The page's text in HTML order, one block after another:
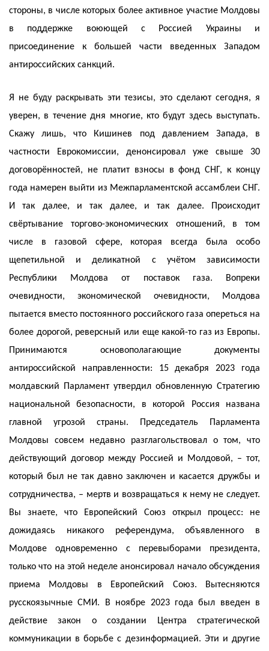
стороны, в числе которых более активное участие Молдовы
в поддержке воюющей с Россией Украины и
присоединение к большей части введенных Западом
антироссийских санкций.
Я не буду раскрывать эти тезисы, это сделают сегодня, я
уверен, в течение дня многие, кто будут здесь выступать.
Скажу лишь, что Кишинев под давлением Запада, в
частности Еврокомиссии, денонсировал уже свыше 30
договорённостей, не платит взносы в фонд СНГ, к концу
года намерен выйти из Межпарламентской ассамблеи СНГ.
И так далее, и так далее, и так далее. Происходит
свёртывание торгово-экономических отношений, в том
числе в газовой сфере, которая всегда была особо
щепетильной и деликатной с учётом зависимости
Республики Молдова от поставок газа. Вопреки
очевидности, экономической очевидности, Молдова
пытается вместо постоянного российского газа опереться на
более дорогой, реверсный или еще какой-то газ из Европы.
Принимаются основополагающие документы
антироссийской направленности: 15 декабря 2023 года
молдавский Парламент утвердил обновленную Стратегию
национальной безопасности, в которой Россия названа
главной угрозой страны. Председатель Парламента
Молдовы совсем недавно разглагольствовал о том, что
действующий договор между Россией и Молдовой, – тот,
который был не так давно заключен и касается дружбы и
сотрудничества, – мертв и возвращаться к нему не следует.
Вы знаете, что Европейский Союз открыл процесс: не
дожидаясь никакого референдума, объявленного в
Молдове одновременно с перевыборами президента,
только что на этой неделе анонсировал начало обсуждения
приема Молдовы в Европейский Союз. Вытесняются
русскоязычные СМИ. В ноябре 2023 года был введен в
действие закон о создании Центра стратегической
коммуникации в борьбе с дезинформацией. Эти и другие